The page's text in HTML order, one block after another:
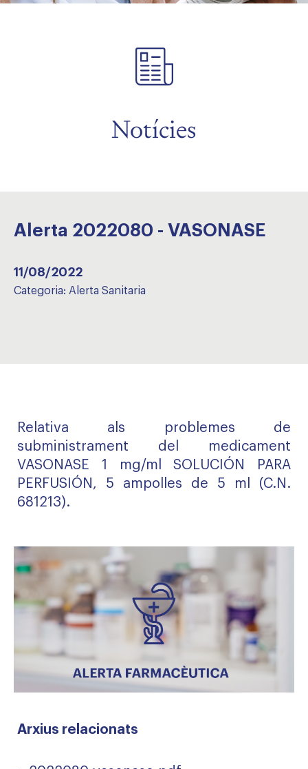
Notícies
Alerta 2022080 - VASONASE
11/08/2022
Categoria: Alerta Sanitaria
Arxius relacionats
Relativa als problemes de
subministrament del medicament
VASONASE 1 mg/ml SOLUCIÓN PARA
PERFUSIÓN, 5 ampolles de 5 ml (C.N.
681213).